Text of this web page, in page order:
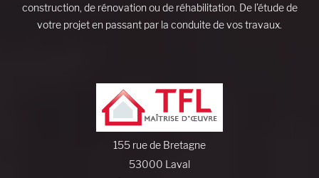
construction, de rénovation ou de réhabilitation. De l’étude de
votre projet en passant par la conduite de vos travaux.
155 rue de Bretagne
53000 Laval